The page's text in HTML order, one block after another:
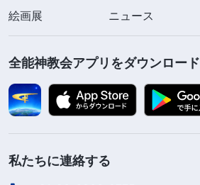
絵画展
ニュース
全能神教会アプリをダウンロード
私たちに連絡する